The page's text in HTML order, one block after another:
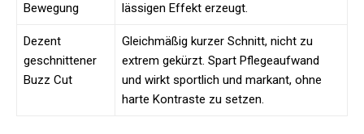
Bewegung
lässigen Effekt erzeugt.
Dezent
geschnittener
Buzz Cut
Gleichmäßig kurzer Schnitt, nicht zu
extrem gekürzt. Spart Pflegeaufwand
und wirkt sportlich und markant, ohne
harte Kontraste zu setzen.